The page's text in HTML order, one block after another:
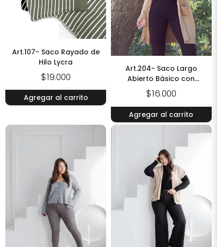
Art.107- Saco Rayado de
Hilo Lycra
$19.000
Agregar al carrito
Art.204- Saco Largo
Abierto Básico con
Bolsillo
$16.000
Agregar al carrito